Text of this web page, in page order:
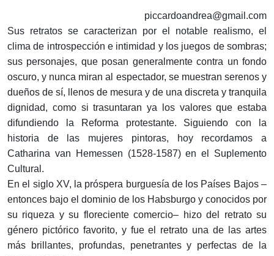
piccardoandrea@gmail.com
Sus retratos se caracterizan por el notable realismo, el
clima de introspección e intimidad y los juegos de sombras;
sus personajes, que posan generalmente contra un fondo
oscuro, y nunca miran al espectador, se muestran serenos y
dueños de sí, llenos de mesura y de una discreta y tranquila
dignidad, como si trasuntaran ya los valores que estaba
difundiendo la Reforma protestante. Siguiendo con la
historia de las mujeres pintoras, hoy recordamos a
Catharina van Hemessen (1528-1587) en el Suplemento
Cultural.
En el siglo XV, la próspera burguesía de los Países Bajos –
entonces bajo el dominio de los Habsburgo y conocidos por
su riqueza y su floreciente comercio– hizo del retrato su
género pictórico favorito, y fue el retrato una de las artes
más brillantes, profundas, penetrantes y perfectas de la